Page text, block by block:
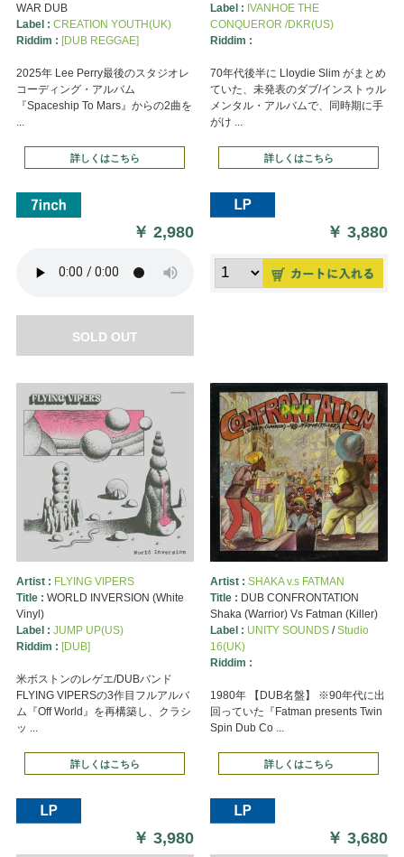
WAR DUB
Label : CREATION YOUTH(UK)
Riddim : [DUB REGGAE]
2025年 Lee Perry最後のスタジオレ
コーディング・アルバム
『Spaceship To Mars』からの2曲を
...
詳しくはこちら
￥2,980
SOLD OUT
Label : IVANHOE THE
CONQUEROR /DKR(US)
Riddim :
70年代後半に Lloydie Slim がまとめ
ていた、未発表のダブ/インストゥル
メンタル・アルバムで、同時期に手
がけ ...
詳しくはこちら
￥3,880
Artist : FLYING VIPERS
Title : WORLD INVERSION (White
Vinyl)
Label : JUMP UP(US)
Riddim : [DUB]
米ボストンのレゲエ/DUBバンド
FLYING VIPERSの3作目フルアルバ
ム『Off World』を再構築し、クラシ
ッ ...
詳しくはこちら
￥3,980
Artist : SHAKA v.s FATMAN
Title : DUB CONFRONTATION
Shaka (Warrior) Vs Fatman (Killer)
Label : UNITY SOUNDS/Studio
16(UK)
Riddim :
1980年 【DUB名盤】 ※90年代に出
回っていた『Fatman presents Twin
Spin Dub Co ...
詳しくはこちら
￥3,680